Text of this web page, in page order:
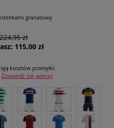
granatowy
224,95 zł
115,00 zł
kosztów przesyłki.
Dowiedz się więcej